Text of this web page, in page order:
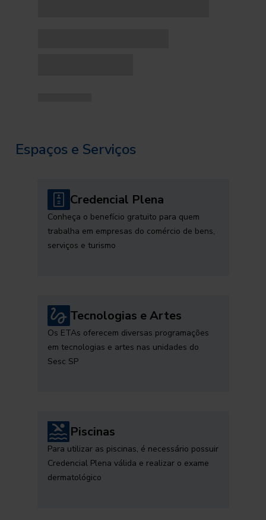
Espaços e Serviços
Credencial Plena
Conheça o benefício gratuito para quem
trabalha em empresas do comércio de bens,
serviços e turismo
Tecnologias e Artes
Os ETAs oferecem diversas programações
em tecnologias e artes nas unidades do
Sesc SP
Piscinas
Para utilizar as piscinas, é necessário possuir
Credencial Plena válida e realizar o exame
dermatológico